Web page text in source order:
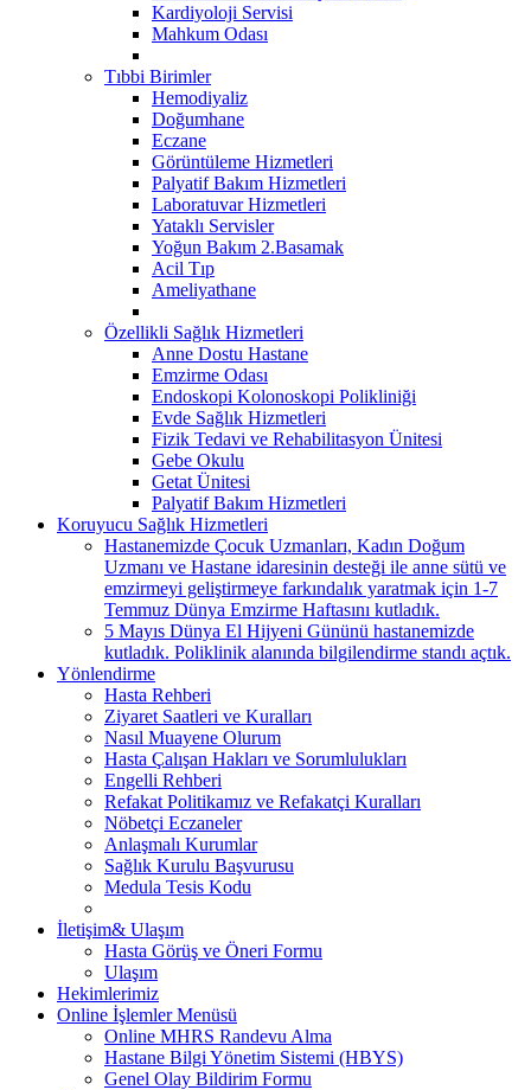
Kardiyoloji Servisi
Mahkum Odası
Tıbbi Birimler
Hemodiyaliz
Doğumhane
Eczane
Görüntüleme Hizmetleri
Palyatif Bakım Hizmetleri
Laboratuvar Hizmetleri
Yataklı Servisler
Yoğun Bakım 2.Basamak
Acil Tıp
Ameliyathane
Özellikli Sağlık Hizmetleri
Anne Dostu Hastane
Emzirme Odası
Endoskopi Kolonoskopi Polikliniği
Evde Sağlık Hizmetleri
Fizik Tedavi ve Rehabilitasyon Ünitesi
Gebe Okulu
Getat Ünitesi
Palyatif Bakım Hizmetleri
Koruyucu Sağlık Hizmetleri
Hastanemizde Çocuk Uzmanları, Kadın Doğum
Uzmanı ve Hastane idaresinin desteği ile anne sütü ve
emzirmeyi geliştirmeye farkındalık yaratmak için 1-7
Temmuz Dünya Emzirme Haftasını kutladık.
5 Mayıs Dünya El Hijyeni Gününü hastanemizde
kutladık. Poliklinik alanında bilgilendirme standı açtık.
Yönlendirme
Hasta Rehberi
Ziyaret Saatleri ve Kuralları
Nasıl Muayene Olurum
Hasta Çalışan Hakları ve Sorumlulukları
Engelli Rehberi
Refakat Politikamız ve Refakatçi Kuralları
Nöbetçi Eczaneler
Anlaşmalı Kurumlar
Sağlık Kurulu Başvurusu
Medula Tesis Kodu
İletişim& Ulaşım
Hasta Görüş ve Öneri Formu
Ulaşım
Hekimlerimiz
Online İşlemler Menüsü
Online MHRS Randevu Alma
Hastane Bilgi Yönetim Sistemi (HBYS)
Genel Olay Bildirim Formu